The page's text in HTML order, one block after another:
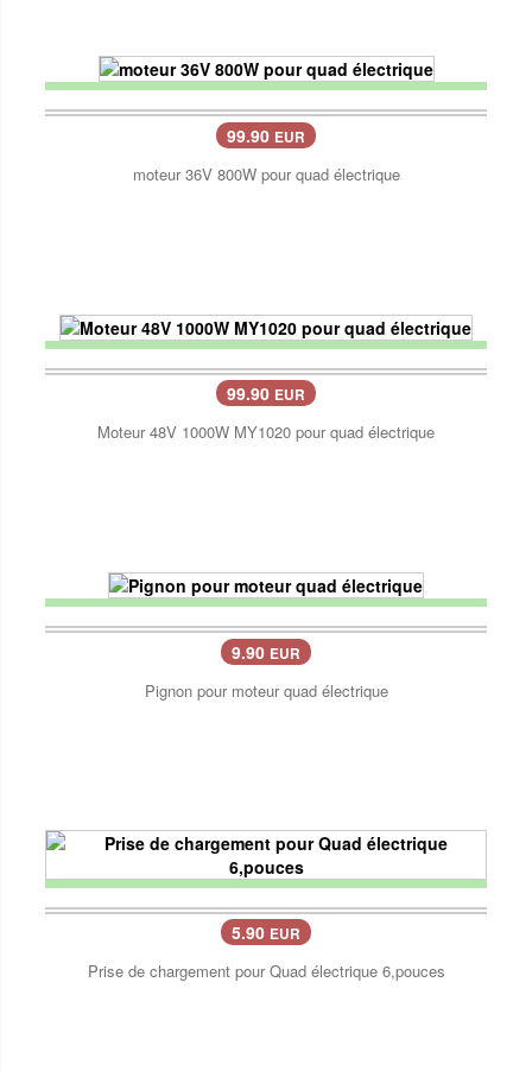
99.90 EUR
moteur 36V 800W pour quad électrique
99.90 EUR
Moteur 48V 1000W MY1020 pour quad électrique
9.90 EUR
Pignon pour moteur quad électrique
5.90 EUR
Prise de chargement pour Quad électrique 6,pouces